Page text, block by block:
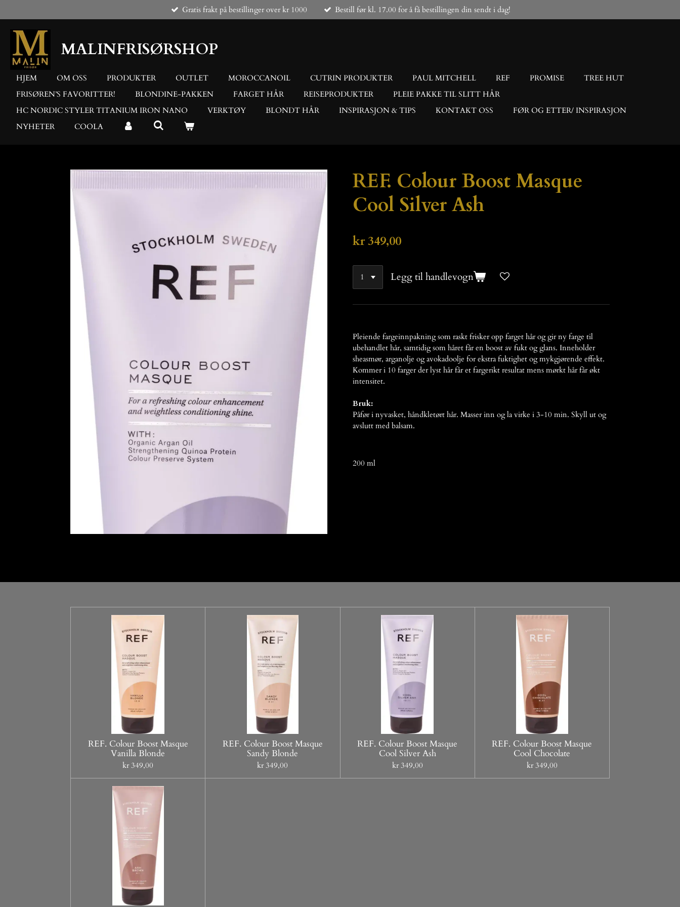
til
hovedinnhold
Gratis frakt på bestillinger over kr 1000 Bestill før kl. 17.00 for å få bestillingen din sendt i dag!
MALINFRISØRSHOP
HJEM OM OSS PRODUKTER OUTLET MOROCCANOIL CUTRIN PRODUKTER PAUL MITCHELL REF PROMISE
TREE HUT
FRISØREN’S FAVORITTER!
BLONDINE-PAKKEN FARGET HÅR REISEPRODUKTER
PLEIE PAKKE TIL SLITT HÅR
HC NORDIC STYLER TITANIUM IRON NANO
VERKTØY BLONDT HÅR INSPIRASJON & TIPS KONTAKT OSS
FØR OG ETTER/ INSPIRASJON
NYHETER
COOLA
REF. Colour Boost Masque
Cool Silver Ash
kr 349,00
Legg til handlevogn
Pleiende fargeinnpakning som raskt frisker opp farget hår og gir ny farge til
ubehandlet hår, samtidig som håret får en boost av fukt og glans. Inneholder
sheasmør, arganolje og avokadoolje for ekstra fuktighet og mykgjørende effekt.
Kommer i 10 farger der lyst hår får et fargerikt resultat mens mørkt hår får økt
intensitet.
Bruk:
Påfør i nyvasket, håndkletørt hår. Masser inn og la virke i 3-10 min. Skyll ut og
avslutt med balsam.
200 ml
REF. Colour Boost Masque
Vanilla Blonde
kr 349,00
REF. Colour Boost Masque
Sandy Blonde
kr 349,00
REF. Colour Boost Masque
Cool Silver Ash
kr 349,00
REF. Colour Boost Masque
Cool Chocolate
kr 349,00